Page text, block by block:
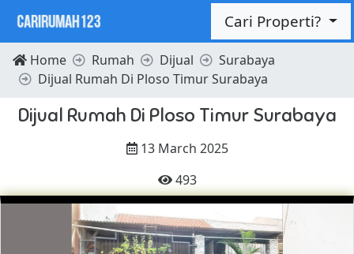
Cari Properti?
Home Rumah Dijual
Surabaya
Dijual Rumah Di Ploso Timur Surabaya
Dijual Rumah Di Ploso Timur Surabaya
13 March 2025
493